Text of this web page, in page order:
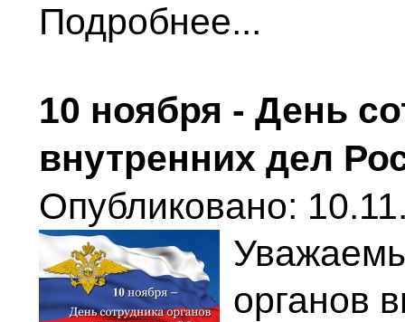
Подробнее...
10 ноября - День
внутренних дел
Опубликовано:
органов